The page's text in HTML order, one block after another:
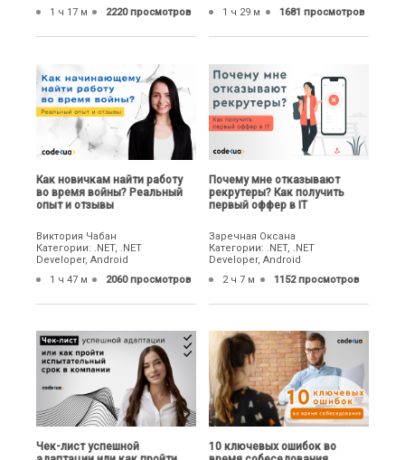
1 ч 17 м
2220 просмотров
1 ч 29 м
1681 просмотров
Как новичкам найти работу
во время войны? Реальный
опыт и отзывы
Виктория Чабан
Категории: .NET, .NET
Developer, Android
1 ч 47 м
2060 просмотров
Почему мне отказывают
рекрутеры? Как получить
первый оффер в IT
Заречная Оксана
Категории: .NET, .NET
Developer, Android
2 ч 7 м
1152 просмотров
Чек-лист успешной
10 ключевых ошибок во